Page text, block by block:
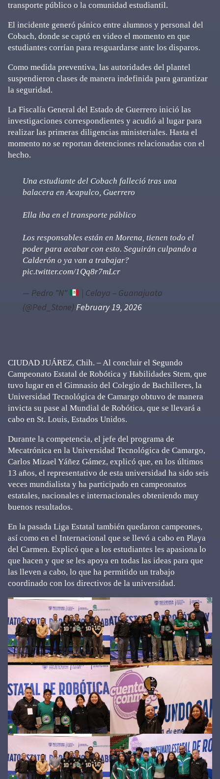
transporte público o la comunidad estudiantil.
El incidente generó pánico entre alumnos y personal del
Cobach, donde se captó en video el momento en que
estudiantes corrían para resguardarse ante los disparos.
Como medida preventiva, las autoridades del plantel
suspendieron clases de manera indefinida para garantizar
la seguridad.
La Fiscalía General del Estado de Guerrero inició las
investigaciones correspondientes y acudió al lugar para
realizar las primeras diligencias ministeriales. Hasta el
momento no se reportan detenciones relacionadas con el
hecho.
Una estudiante del Cobach falleció tras una
balacera en Acapulco, Guerrero
Ella iba en el transporte público
Los responsables están en Morena, tienen todo el
poder para acabar con esto. Seguirán culpando a
Calderón o ya van a trabajar?
pic.twitter.com/1Qq8r7mLcr
— Pedro "N"
| Celaya – Guanajuato
(@Ped_Stone) February 19, 2026
CIUDAD JUÁREZ, Chih. – Al concluir el Segundo
Campeonato Estatal de Robótica y Habilidades Stem, que
tuvo lugar en el Gimnasio del Colegio de Bachilleres, la
Universidad Tecnológica de Camargo obtuvo de manera
invicta su pase al Mundial de Robótica, que se llevará a
cabo en St. Louis, Estados Unidos.
Durante la competencia, el jefe del programa de
Mecatrónica en la Universidad Tecnológica de Camargo,
Carlos Mizael Yáñez Gámez, explicó que, en los últimos
13 años, el representativo de esta universidad ha sido seis
veces mundialista y ha participado en campeonatos
estatales, nacionales e internacionales obteniendo muy
buenos resultados.
En la pasada Liga Estatal también quedaron campeones,
así como en el Internacional que se llevó a cabo en Playa
del Carmen. Explicó que a los estudiantes les apasiona lo
que hacen y que se les apoya en todas las ideas para que
las lleven a cabo, lo que ha permitido un trabajo
coordinado con los directivos de la universidad.